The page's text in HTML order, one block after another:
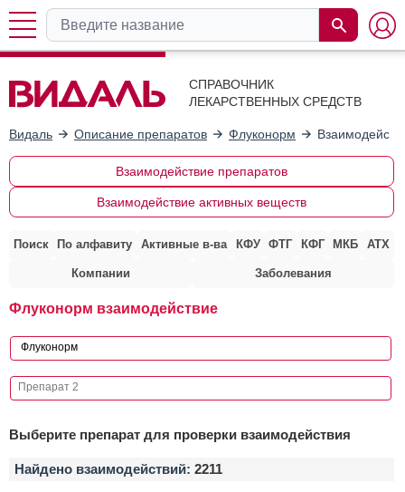
СПРАВОЧНИК
ЛЕКАРСТВЕННЫХ СРЕДСТВ
Видаль Описание препаратов Флуконорм
Взаимодействие препаратов
Взаимодействие активных веществ
Поиск По алфавиту Активные в-ва КФУ ФТГ КФГ МКБ АТХ
Компании Заболевания
Флуконорм взаимодействие
Выберите препарат для проверки взаимодействия
Найдено взаимодействий: 2211